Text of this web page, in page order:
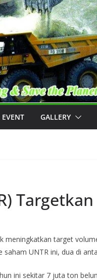
EVENT GALLERY
meningkatkan target
UNTR ini, dua di
ini sekitar 7 juta ton